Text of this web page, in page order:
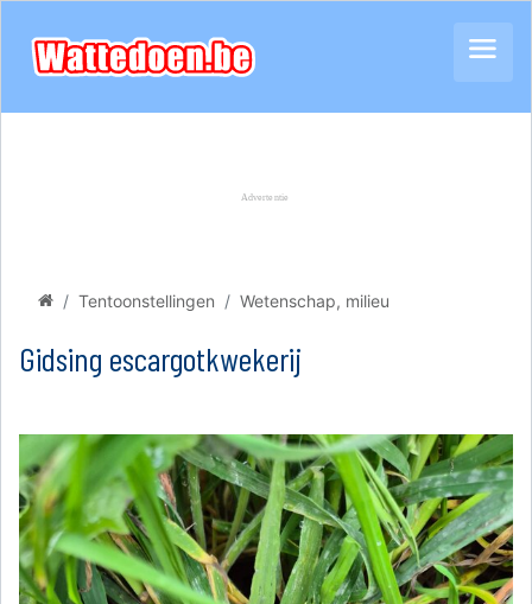
Tentoonstellingen Wetenschap, milieu
Gidsing escargotkwekerij